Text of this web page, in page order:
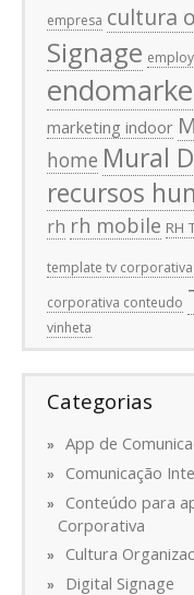
empresa cultura
Signage
marketing indoor
home Mural
recursos
rh rh mobile RH
template tv corporativa
corporativa conteudo
vinheta
Categorias
App de
Comunicação
Conteúdo para
Corporativa
Cultura
Digital Signage